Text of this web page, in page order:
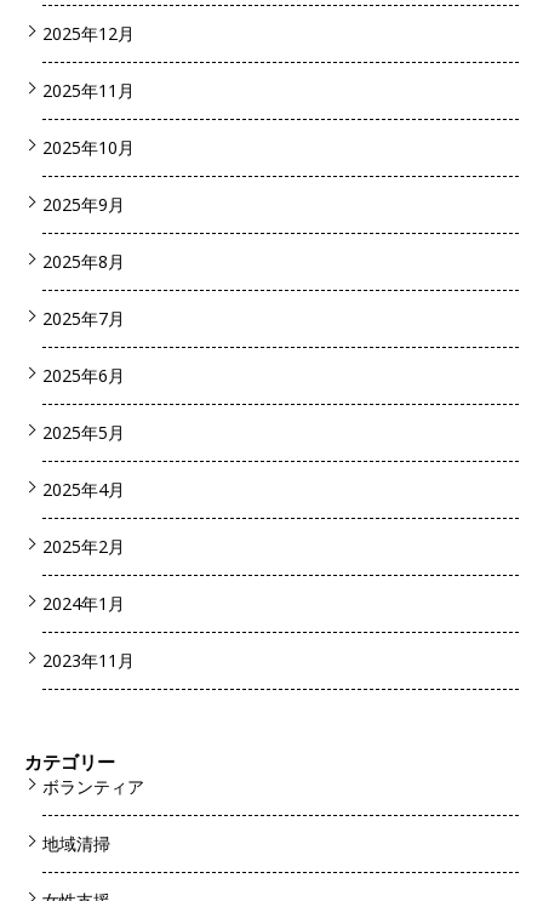
2025年12月
2025年11月
2025年10月
2025年9月
2025年8月
2025年7月
2025年6月
2025年5月
2025年4月
2025年2月
2024年1月
2023年11月
カテゴリー
ボランティア
地域清掃